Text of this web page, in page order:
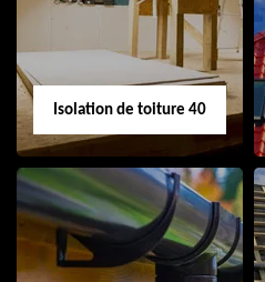
Isolation de toiture 40
Isolation de toiture